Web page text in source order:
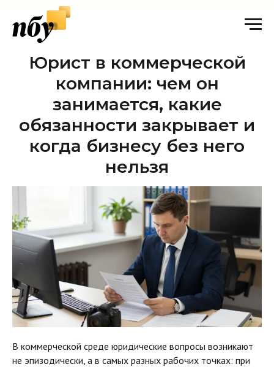
Юрист в коммерческой
компании: чем он
занимается, какие
обязанности закрывает и
когда бизнесу без него
нельзя
В коммерческой среде юридические вопросы возникают
не эпизодически, а в самых разных рабочих точках: при